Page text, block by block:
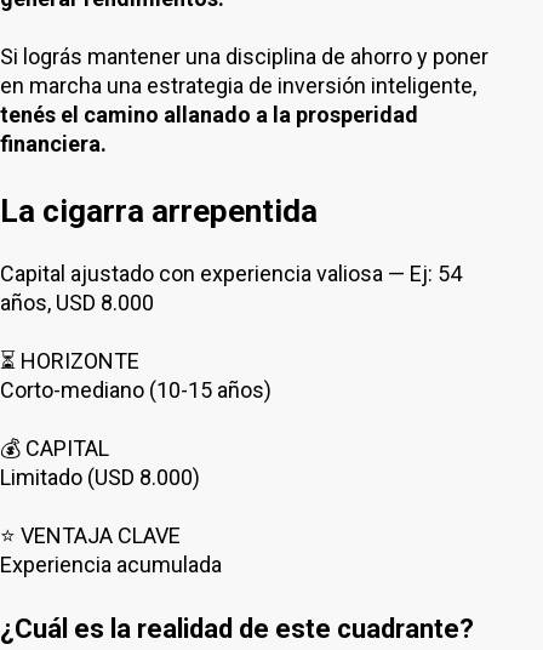
Si lográs mantener una disciplina de ahorro y poner
en marcha una estrategia de inversión inteligente,
tenés el camino allanado a la prosperidad
financiera.
La cigarra arrepentida
Capital ajustado con experiencia valiosa — Ej: 54
años, USD 8.000
⏳ HORIZONTE
Corto-mediano (10-15 años)
💰 CAPITAL
Limitado (USD 8.000)
⭐ VENTAJA CLAVE
Experiencia acumulada
¿Cuál es la realidad de este cuadrante?